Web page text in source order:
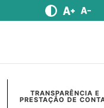
TRANSPARÊNCIA E
PRESTAÇÃO DE